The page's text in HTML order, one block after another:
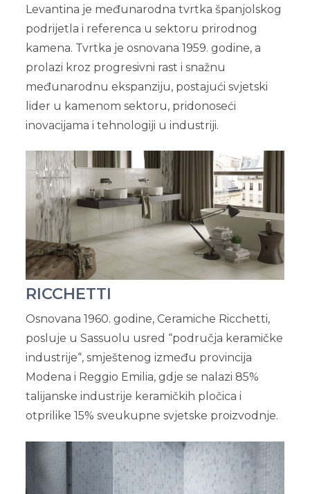
Levantina je međunarodna tvrtka španjolskog
podrijetla i referenca u sektoru prirodnog
kamena. Tvrtka je osnovana 1959. godine, a
prolazi kroz progresivni rast i snažnu
međunarodnu ekspanziju, postajući svjetski
lider u kamenom sektoru, pridonoseći
inovacijama i tehnologiji u industriji.
RICCHETTI
Osnovana 1960. godine, Ceramiche Ricchetti,
posluje u Sassuolu usred “područja keramičke
industrije“, smještenog između provincija
Modena i Reggio Emilia, gdje se nalazi 85%
talijanske industrije keramičkih pločica i
otprilike 15% sveukupne svjetske proizvodnje.